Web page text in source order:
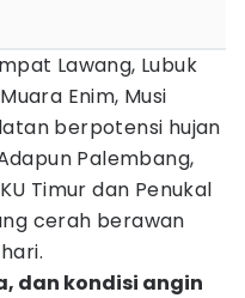
Lawang, Lubuk
Enim, Musi
berpotensi hujan
Palembang,
Timur dan Penukal
cerah berawan
dan kondisi angin